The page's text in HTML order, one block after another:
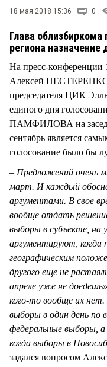
18 мая 2018 15:36 0
Глава
региона
На пресс-конференции
Алексей НЕСТЕРЕНКО
председателя ЦИК
единого дня
ПАМФИЛОВА на
сентябрь является
голосование было бы
– Предложений очень
март. И каждый
аргументами. В свое
вообще отдать
выборы в субъекте, на
аргументируют, когда
географическим
другого еще не
апреле уже не
кого-то вообще их
выборы в один день по
федеральные выборы, а
когда выборы в
задался вопросом